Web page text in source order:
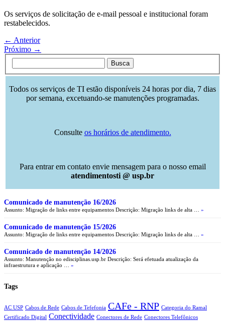
Os serviços de solicitação de e-mail pessoal e institucional foram
restabelecidos.
← Anterior
Próximo →
Todos os serviços de TI estão disponíveis 24 horas por dia, 7 dias
por semana, excetuando-se manutenções programadas.
Consulte os horários de atendimento.
Para entrar em contato envie mensagem para o nosso email
atendimentosti @ usp.br
Comunicado de manutenção 16/2026
Assunto: Migração de links entre equipamentos Descrição: Migração links de alta … »
Comunicado de manutenção 15/2026
Assunto: Migração de links entre equipamentos Descrição: Migração links de alta … »
Comunicado de manutenção 14/2026
Assunto: Manutenção no edisciplinas.usp.br Descrição: Será efetuada atualização da
infraestrutura e aplicação …
»
Tags
AC USP Cabos de Rede Cabos de Tefefonia CAFe - RNP Categoria do Ramal
Certificado Digital Conectividade Conectores de Rede Conectores Telefônicos